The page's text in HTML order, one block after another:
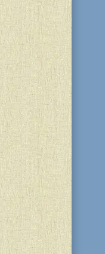
от
и
народа
и